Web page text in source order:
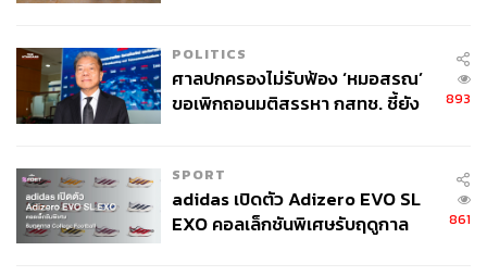
POLITICS
ศาลปกครองไม่รับฟ้อง ‘หมอสรณ’
ขอเพิกถอนมติสรรหา กสทช. ชี้ยัง
893
SPORT
adidas เปิดตัว Adizero EVO SL
EXO คอลเล็กชันพิเศษรับฤดูกาล
861